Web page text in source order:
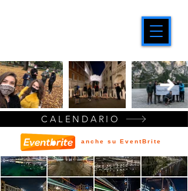
CALENDARIO
anche su EventBrite